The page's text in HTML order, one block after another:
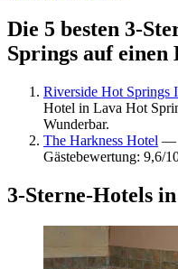
Die 5 besten 3-
Springs auf einen
Riverside Hot Springs
Hotel in Lava Hot
Wunderbar.
The Harkness Hotel —
Gästebewertung: 9,6/
3-Sterne-Hotels